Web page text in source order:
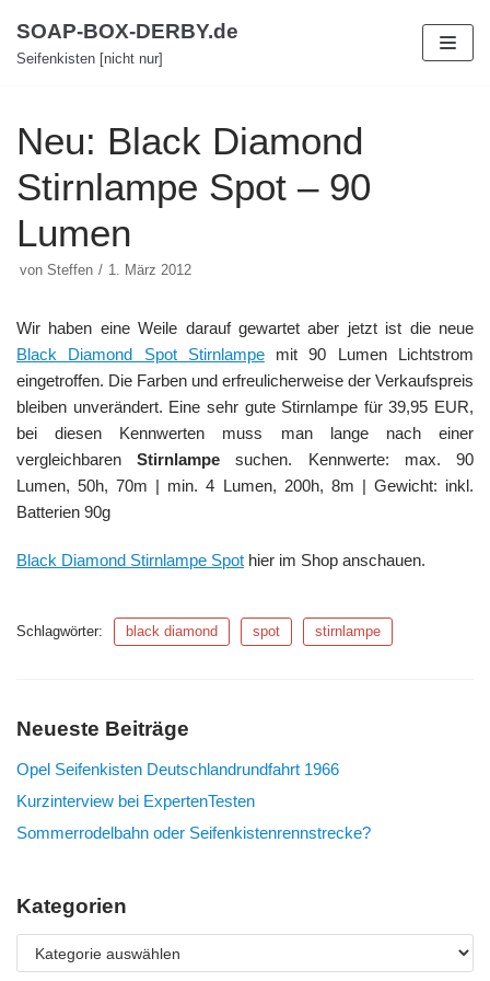
Zum
Inhalt
SOAP-BOX-DERBY.de
Seifenkisten [nicht nur]
Neu: Black Diamond
Stirnlampe Spot – 90
Lumen
von Steffen 1. März 2012
Wir haben eine Weile darauf gewartet aber jetzt ist die neue
Black Diamond Spot Stirnlampemit 90 Lumen Lichtstrom
eingetroffen. Die Farben und erfreulicherweise der Verkaufspreis
bleiben unverändert. Eine sehr gute Stirnlampe für 39,95 EUR,
bei diesen Kennwerten muss man lange nach einer
vergleichbarenStirnlampe suchen. Kennwerte: max. 90
Lumen, 50h, 70m | min. 4 Lumen, 200h, 8m | Gewicht: inkl.
Batterien 90g
Black Diamond Stirnlampe Spot hier im Shop anschauen.
Schlagwörter: black diamond spot stirnlampe
Neueste Beiträge
Opel Seifenkisten Deutschlandrundfahrt 1966
Kurzinterview bei ExpertenTesten
Sommerrodelbahn oder Seifenkistenrennstrecke?
Kategorien